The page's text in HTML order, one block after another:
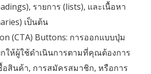
รายการ (lists), และเนื้อหา
เป็นต้น
(CTA) Buttons: การออกแบบปุ่ม
กให้ผู้ใช้ดำเนินการตามที่คุณต้องการ
อสินค้า, การสมัครสมาชิก, หรือการ